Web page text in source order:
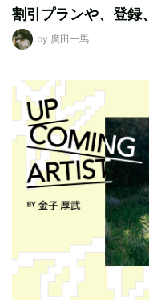
割引プランや、登録
by 廣田一馬